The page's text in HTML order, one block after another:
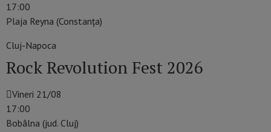
17:00
Plaja Reyna (Constanța)
Cluj-Napoca
Rock Revolution Fest 2026
Vineri 21/08
17:00
Bobâlna (jud. Cluj)